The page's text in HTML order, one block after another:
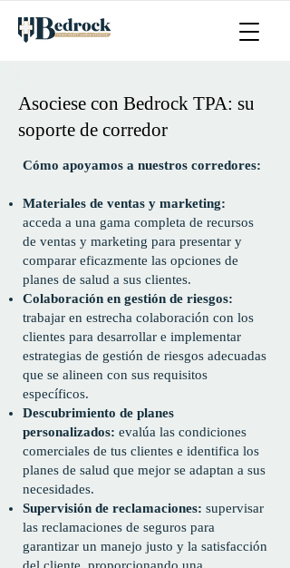
Asociese con Bedrock TPA: su
soporte de corredor
Cómo apoyamos a nuestros corredores:
Materiales de ventas y marketing:
acceda a una gama completa de recursos
de ventas y marketing para presentar y
comparar eficazmente las opciones de
planes de salud a sus clientes.
Colaboración en gestión de riesgos:
trabajar en estrecha colaboración con los
clientes para desarrollar e implementar
estrategias de gestión de riesgos adecuadas
que se alineen con sus requisitos
específicos.
Descubrimiento de planes
personalizados: evalúa las condiciones
comerciales de tus clientes e identifica los
planes de salud que mejor se adaptan a sus
necesidades.
Supervisión de reclamaciones: supervisar
las reclamaciones de seguros para
garantizar un manejo justo y la satisfacción